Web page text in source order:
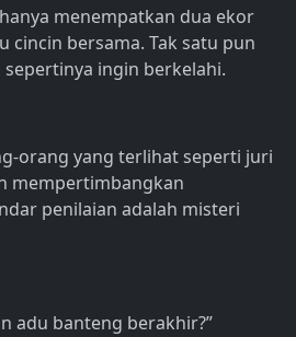
menempatkan dua ekor
cincin bersama. Tak satu pun
ingin berkelahi.
orang yang terlihat seperti juri
mempertimbangkan
penilaian adalah misteri
adu banteng berakhir?”